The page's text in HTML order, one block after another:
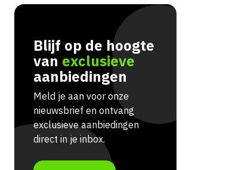
Blijf op de hoogte
van exclusieve
aanbiedingen
Meld je aan voor onze
nieuwsbrief en ontvang
exclusieve aanbiedingen
direct in je inbox.